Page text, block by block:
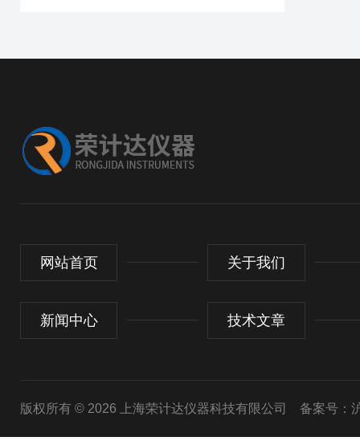
网站首页 关于我们
新闻中心 技术文章
版权所有 © 2026 上海荣计达仪器科技有限公司 备案号：